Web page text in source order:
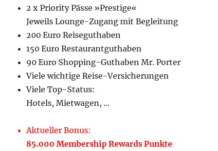
2 x Priority Pässe »Prestige«
Jeweils Lounge-Zugang mit Begleitung
200 Euro Reiseguthaben
150 Euro Restaurantguthaben
90 Euro Shopping-Guthaben Mr. Porter
Viele wichtige Reise-Versicherungen
Viele Top-Status:
Hotels, Mietwagen, ...
Aktueller Bonus:
85.000 Membership Rewards Punkte